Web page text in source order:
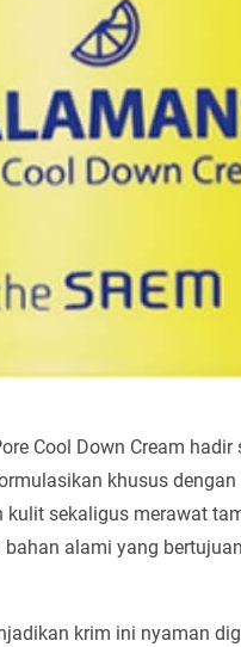
Cool Down Cream
khusus
sekaligus merawat
alami yang
krim ini nyaman